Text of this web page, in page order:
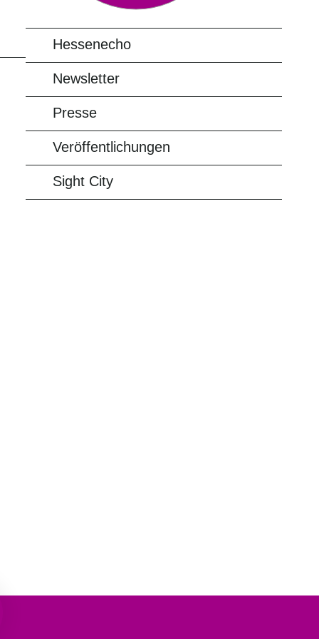
Hessenecho
Newsletter
Presse
Veröffentlichungen
Sight City